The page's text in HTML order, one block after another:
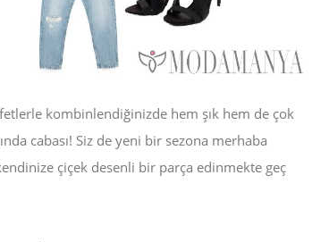
kombinlendiğinizde hem şık hem de çok
cabası! Siz de yeni bir sezona merhaba
çiçek desenli bir parça edinmekte geç